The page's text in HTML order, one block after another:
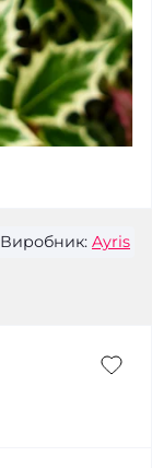
Виробник: Ayris